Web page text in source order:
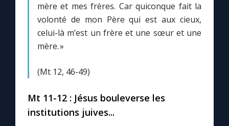
Me consacrer à Jésus par Marie
Mes intentions de prière
Une Minute avec Marie
Une neuvaine
mère et mes frères. Car quiconque fait la
volonté de mon Père qui est aux cieux,
celui-là m’est un frère et une sœur et une
mère. »
(Mt 12, 46-49)
Mt 11-12 : Jésus bouleverse les
institutions juives...